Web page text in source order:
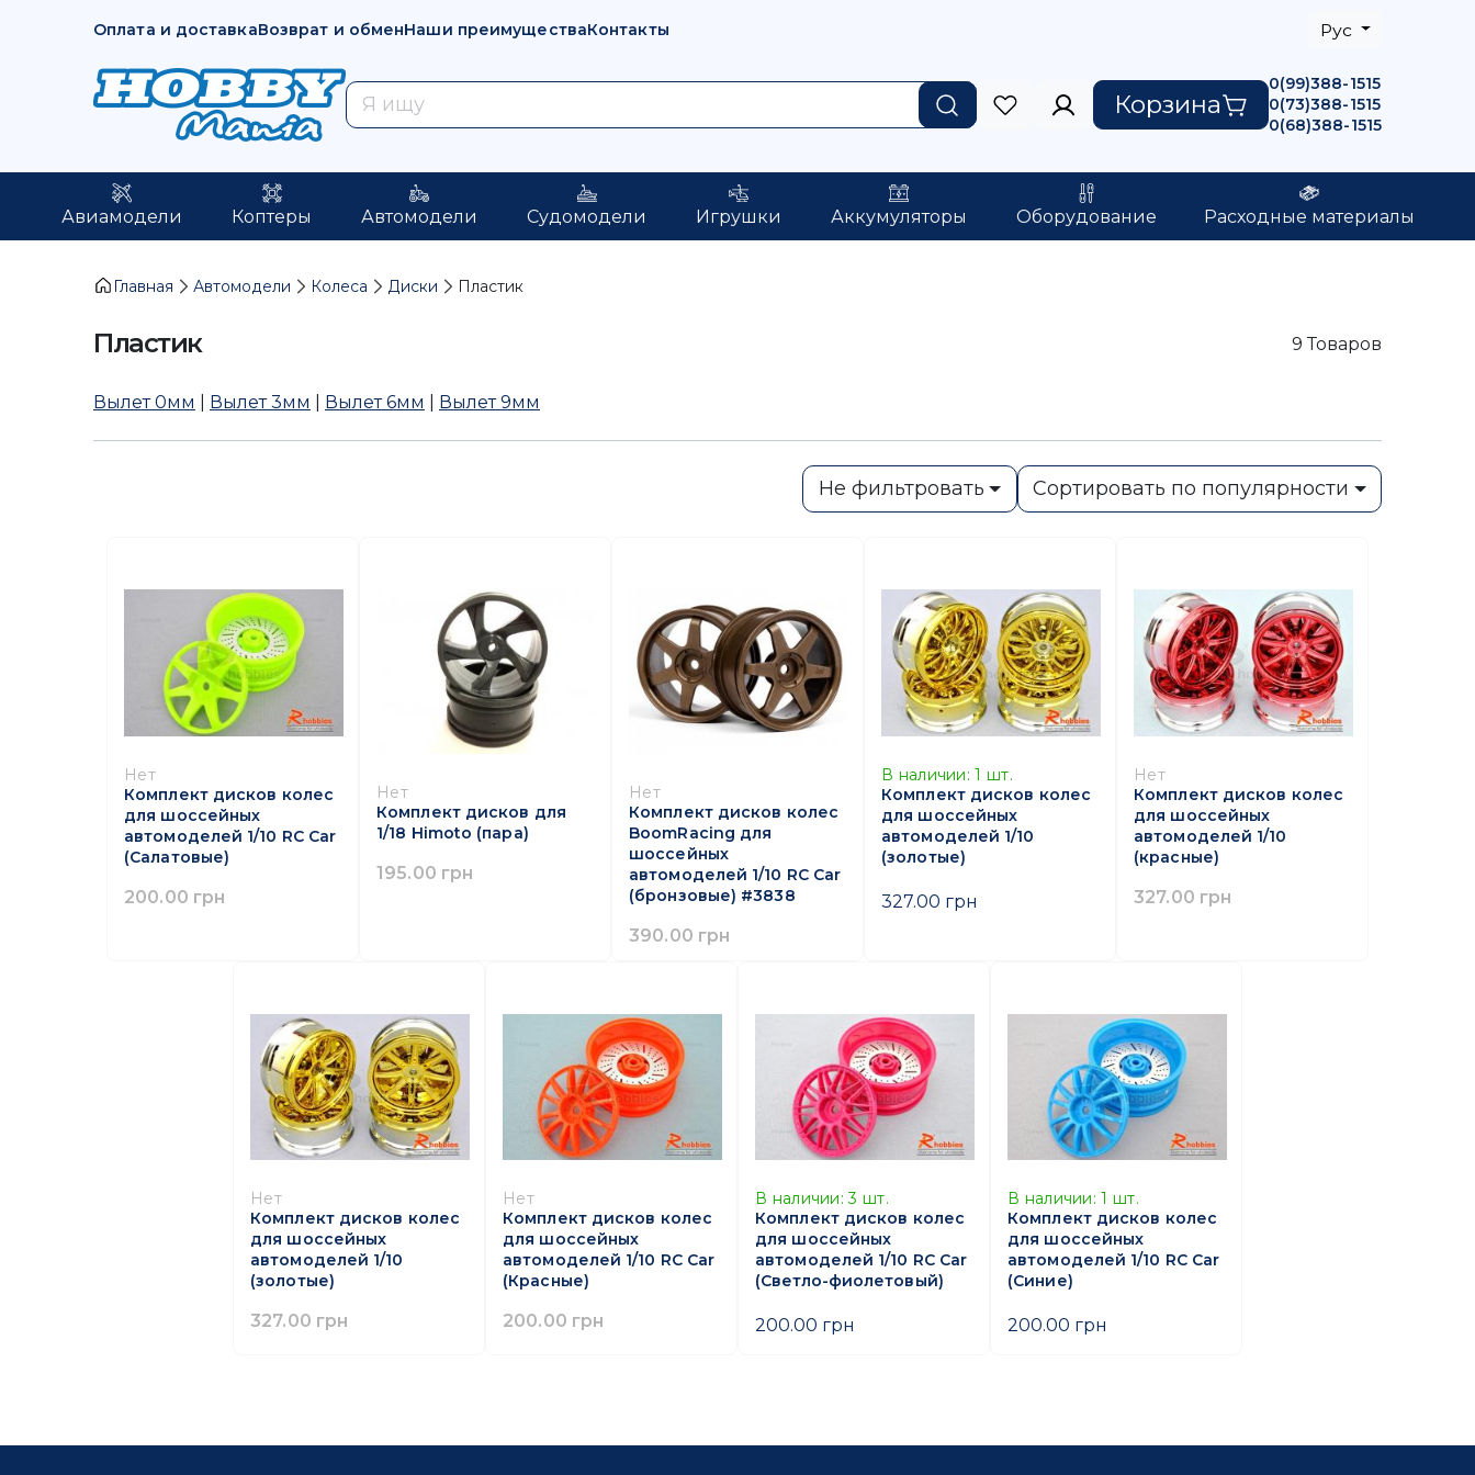
Оплата и доставкаВозврат и обменНаши преимуществаКонтакты Рус
Корзина
0(99)388-1515
0(73)388-1515
0(68)388-1515
Авиамодели Коптеры Автомодели Судомодели Игрушки Аккумуляторы Оборудование Расходные материалы
Главная Автомодели Колеса Диски Пластик
Пластик 9 Товаров
Вылет 0мм Вылет 3мм Вылет 6мм Вылет 9мм
Не фильтровать Сортировать по популярности
Нет
Комплект дисков колес
для шоссейных
автомоделей 1/10 RC Car
(Салатовые)
200.00 грн
Нет
Комплект дисков для
1/18 Himoto (пара)
195.00 грн
Нет
Комплект дисков колес
BoomRacing для
шоссейных
автомоделей 1/10 RC Car
(бронзовые) #3838
390.00 грн
В наличии: 1 шт.
Комплект дисков колес
для шоссейных
автомоделей 1/10
(золотые)
327.00 грн
Нет
Комплект дисков колес
для шоссейных
автомоделей 1/10
(красные)
327.00 грн
Нет
Комплект дисков колес
для шоссейных
автомоделей 1/10
(золотые)
327.00 грн
Нет
Комплект дисков колес
для шоссейных
автомоделей 1/10 RC Car
(Красные)
200.00 грн
В наличии: 3 шт.
Комплект дисков колес
для шоссейных
автомоделей 1/10 RC Car
(Светло-фиолетовый)
200.00 грн
В наличии: 1 шт.
Комплект дисков колес
для шоссейных
автомоделей 1/10 RC Car
(Синие)
200.00 грн